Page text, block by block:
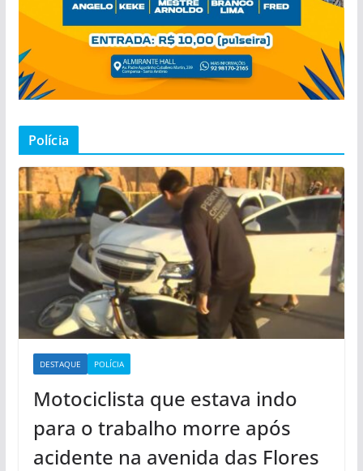
Polícia
DESTAQUE POLÍCIA
Motociclista que estava indo
para o trabalho morre após
acidente na avenida das Flores